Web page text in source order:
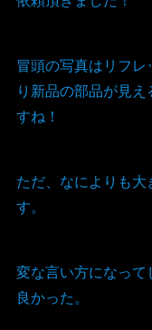
冒頭の写真はリフ
り新品の部品が見
すね！
ただ、なによりも
す。
変な言い方になっ
良かった。